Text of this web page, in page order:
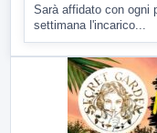
Sarà affidato con ogni
settimana l'incarico...